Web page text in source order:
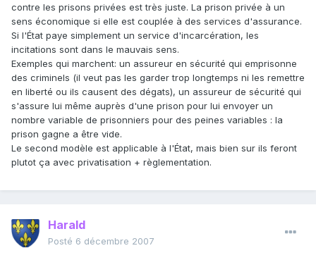
contre les prisons privées est très juste. La prison privée à un
sens économique si elle est couplée à des services d'assurance.
Si l'État paye simplement un service d'incarcération, les
incitations sont dans le mauvais sens.
Exemples qui marchent: un assureur en sécurité qui emprisonne
des criminels (il veut pas les garder trop longtemps ni les remettre
en liberté ou ils causent des dégats), un assureur de sécurité qui
s'assure lui même auprès d'une prison pour lui envoyer un
nombre variable de prisonniers pour des peines variables : la
prison gagne a être vide.
Le second modèle est applicable à l'État, mais bien sur ils feront
plutot ça avec privatisation + règlementation.
Harald
Posté 6 décembre 2007